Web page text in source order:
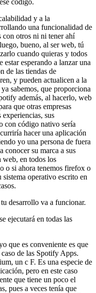
código.
y a la
una funcionalidad de
con otros ni ni tener ahí
bueno, al ser web, tú
cuando quieras y todos
esperando a lanzar una
de las tiendas de
y pueden actualicen a la
sabemos, que proporciona
además, al hacerlo, web
que otras empresas
sus
con código nativo sería
hacer una aplicación
yo una persona de fuera
conocer su marca a sus
web, en todos los
o si ahora tenemos firefox o
operativo escrito en
desarrollo va a funcionar.
ejecutará en todas las
que es conveniente es que
de las Spotify Apps.
un c F. Es una especie de
pero en este caso
que tiene un poco el
pues a veces tenía que